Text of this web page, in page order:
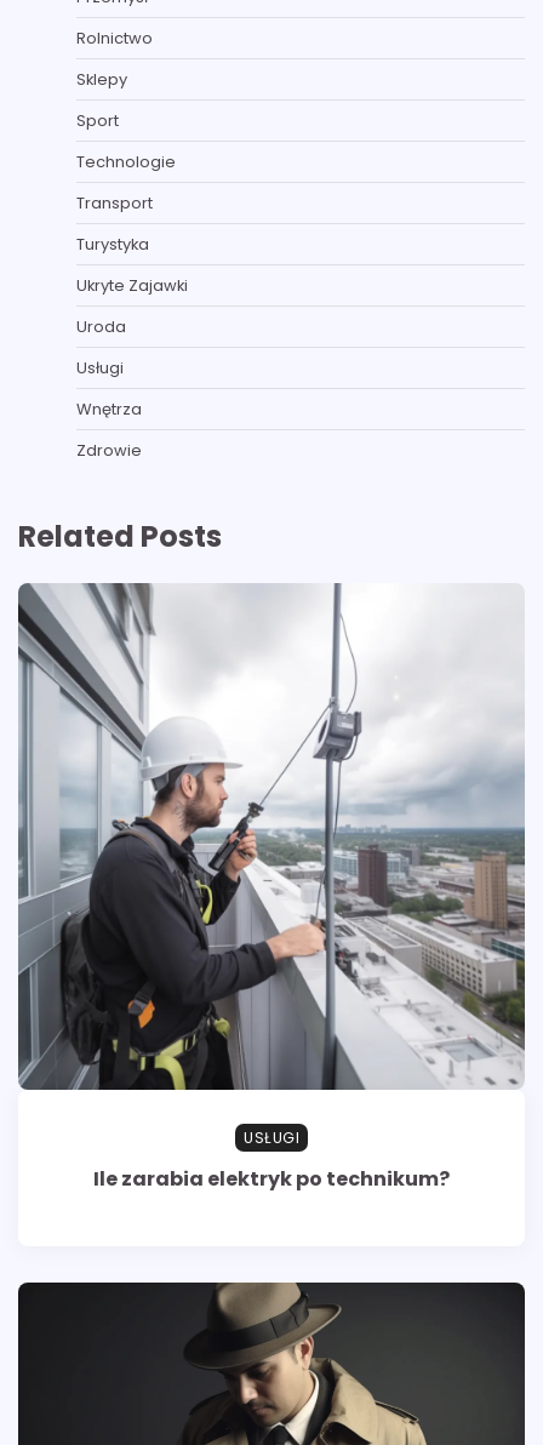
Rolnictwo
Sklepy
Sport
Technologie
Transport
Turystyka
Ukryte Zajawki
Uroda
Usługi
Wnętrza
Zdrowie
Related Posts
USŁUGI
Ile zarabia elektryk po technikum?